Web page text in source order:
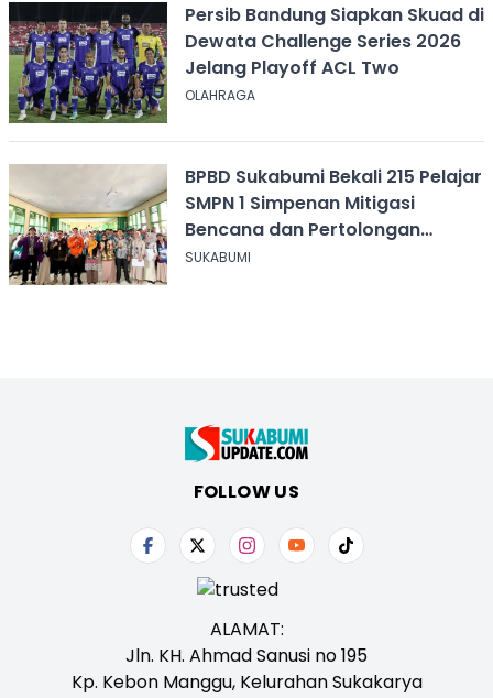
Persib Bandung Siapkan Skuad di
Dewata Challenge Series 2026
Jelang Playoff ACL Two
OLAHRAGA
BPBD Sukabumi Bekali 215 Pelajar
SMPN 1 Simpenan Mitigasi
Bencana dan Pertolongan
Psikologis
SUKABUMI
FOLLOW US
ALAMAT:
Jln. KH. Ahmad Sanusi no 195
Kp. Kebon Manggu, Kelurahan Sukakarya